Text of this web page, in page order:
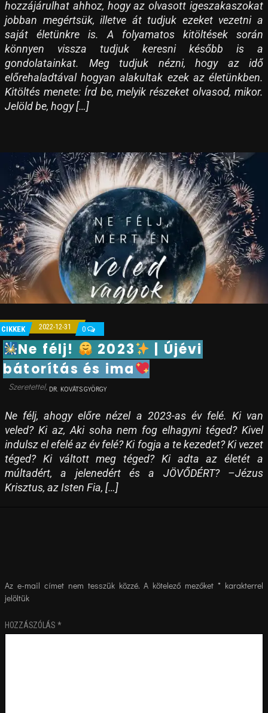
hozzájárulhat ahhoz, hogy az olvasott igeszakaszokat
jobban megértsük, illetve át tudjuk ezeket vezetni a
saját életünkre is. A folyamatos kitöltések során
könnyen vissza tudjuk keresni később is a
gondolatainkat. Meg tudjuk nézni, hogy az idő
előrehaladtával hogyan alakultak ezek az életünkben.
Kitöltés menete: Írd be, melyik részeket olvasod, mikor.
Jelöld be, hogy […]
CIKKEK 2022-12-31 0
Ne félj! 2023
| Újévi
bátorítás és ima
DR. KOVÁTS GYÖRGY
Ne félj, ahogy előre nézel a 2023-as év felé. Ki van
veled? Ki az, Aki soha nem fog elhagyni téged? Kivel
indulsz el efelé az év felé? Ki fogja a te kezedet? Ki vezet
téged? Ki váltott meg téged? Ki adta az életét a
múltadért, a jelenedért és a JÖVŐDÉRT? –Jézus
Krisztus, az Isten Fia, […]
Az e-mail címet nem tesszük közzé. A kötelező mezőket* karakterrel
jelöltük
HOZZÁSZÓLÁS *